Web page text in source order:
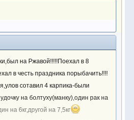
на Ржавой!!!!!Поехал в 8
в честь праздника порыбачить!!!!
сотавил 4 карпика-были
на болтуху(манку),один рак на
на 6кг,другой на 7,5кг